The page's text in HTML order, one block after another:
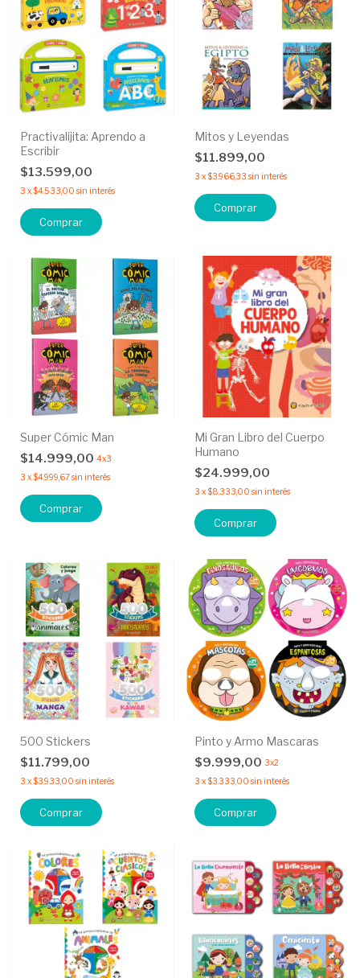
Practivalijita: Aprendo a
Escribir
$13.599,00
3 x$4.533,00 sin interés
Comprar
Mitos y Leyendas
$11.899,00
3 x$3.966,33 sin interés
Comprar
Super Cómic Man
$14.999,00 4x3
3 x$4.999,67sin interés
Comprar
Mi Gran Libro del Cuerpo
Humano
$24.999,00
3 x$8.333,00 sin interés
500 Stickers
$11.799,00
3 x$3.933,00 sin interés
Comprar
Pinto y Armo Mascaras
$9.999,00 3x2
3 x$3.333,00 sin interés
Comprar